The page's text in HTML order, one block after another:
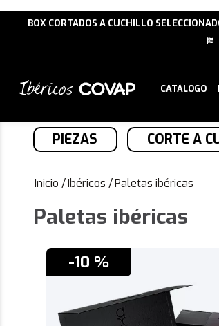
BOX CORTADOS A CUCHILLO
PIEZAS CORTE A
Inicio /Ibéricos /Paletas ibéricas
Paletas ibéricas
-10 %